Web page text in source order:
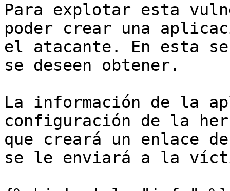
Para explotar esta
poder crear una
el atacante. En esta
se deseen obtener.
La información de la
configuración de la
que creará un enlace
se le enviará a la